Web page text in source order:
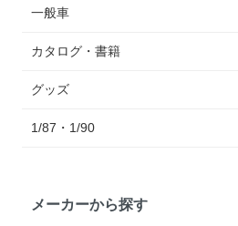
一般車
カタログ・書籍
グッズ
1/87・1/90
メーカーから探す